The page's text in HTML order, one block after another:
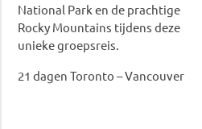
National Park en de prachtige
Rocky Mountains tijdens deze
unieke groepsreis.
21 dagen Toronto – Vancouver